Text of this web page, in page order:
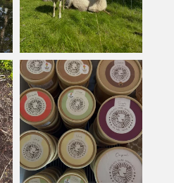
kullanslycka
Jun 24